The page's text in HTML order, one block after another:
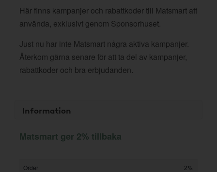
Här finns kampanjer och rabattkoder till Matsmart att
använda, exklusivt genom Sponsorhuset.
Just nu har inte Matsmart några aktiva kampanjer.
Återkom gärna senare för att ta del av kampanjer,
rabattkoder och bra erbjudanden.
Information
Matsmart ger 2% tillbaka
Order 2%